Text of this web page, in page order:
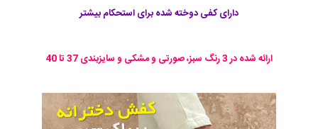
دارای کفی دوخته شده برای استحکام بیشتر
ارائه شده در 3 رنگ سبز، صورتی و مشکی و سایزبندی 37 تا 40